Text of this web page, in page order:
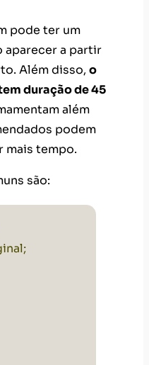
Além disso,
duração de 45
além
podem
mais tempo.
são:
acostumam